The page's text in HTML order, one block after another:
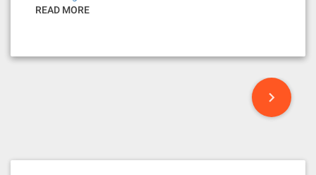
READ MORE